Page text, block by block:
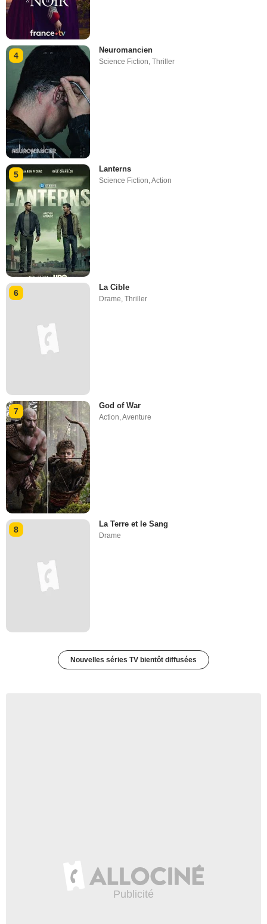
4
Neuromancien
Science Fiction,Thriller
5
Lanterns
Science Fiction ,Action
6
La Cible
Drame,Thriller
7
God of War
Action,Aventure
8
La Terre et le Sang
Drame
Nouvelles séries TV bientôt diffusées